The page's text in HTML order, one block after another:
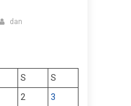
dan
S
S
2
3